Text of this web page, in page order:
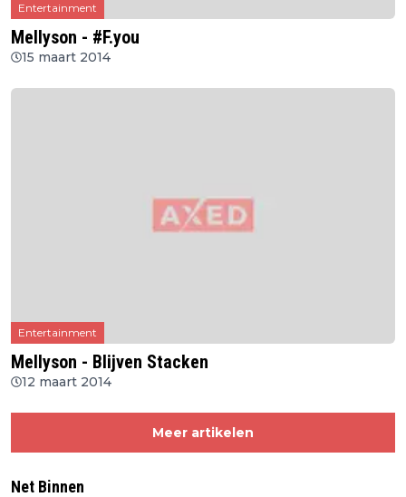
Entertainment
Mellyson - #F.you
15 maart 2014
Entertainment
Mellyson - Blijven Stacken
12 maart 2014
Meer artikelen
Net Binnen